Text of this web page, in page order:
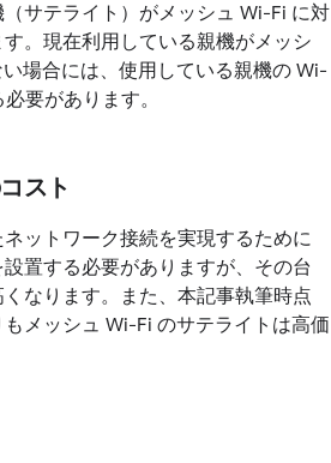
（サテライト）がメッシュ Wi-Fi に対
。現在利用している親機がメッシ
場合には、使用している親機の Wi-
要があります。
スト
ットワーク接続を実現するために
置する必要がありますが、その台
なります。また、本記事執筆時点
メッシュ Wi-Fi のサテライトは高価